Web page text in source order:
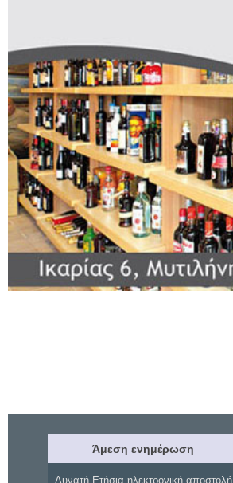
Άμεση ενημέρωση
Δυνατή Ετήσια ηλεκτρονική αποστολή